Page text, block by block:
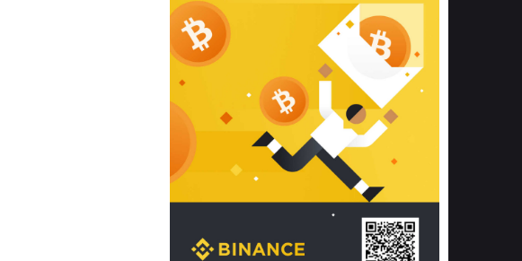
khuẩn và nấm mốc trong điều kiện
thời tiết nóng ẩm. Bạn có thể tìm hiểu
thêm các nghiên cứu khoa học về tác
động của giấc ngủ và môi trường
phòng ngủ đối với sức khỏe con
người tại Sleep Foundation (External
Link) để có cái nhìn toàn diện hơn.
2. Các tiêu chí vàng khi lựa chọn
chăn ga gối đệm cao cấp cho phòng
ngủ
Để sở hữu một bộ chăn ga gối đệm
cao cấp hoàn hảo cả về thẩm mỹ lẫn
công năng, người tiêu dùng cần cân
nhắc kỹ lưỡng các tiêu chí quan trọng